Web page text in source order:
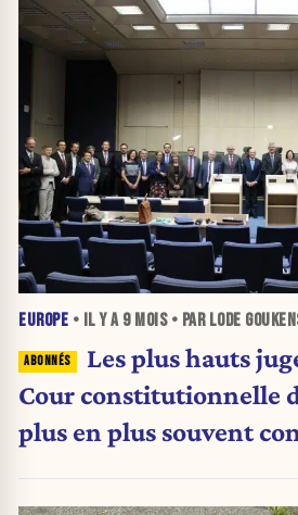
EUROPE • IL Y A 9 MOIS• PAR LODE
Les plus hauts
Cour constitutionnelle
plus en plus souvent